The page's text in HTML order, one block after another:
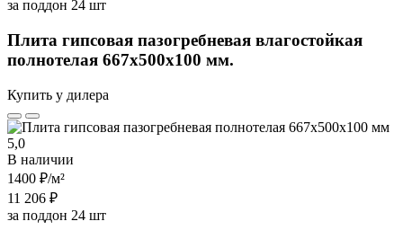
за поддон 24 шт
Плита гипсовая пазогребневая влагостойкая
полнотелая 667х500х100 мм.
Купить у дилера
5,0
В наличии
1400 ₽/м²
11 206 ₽
за поддон 24 шт